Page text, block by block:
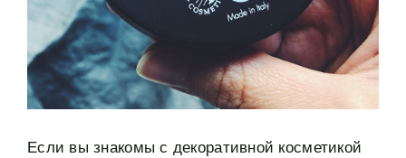
Если вы знакомы с декоративной косметикой